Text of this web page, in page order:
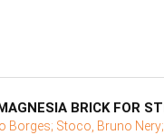
BRICK FOR
Borges; Stoco, Bruno Nery;